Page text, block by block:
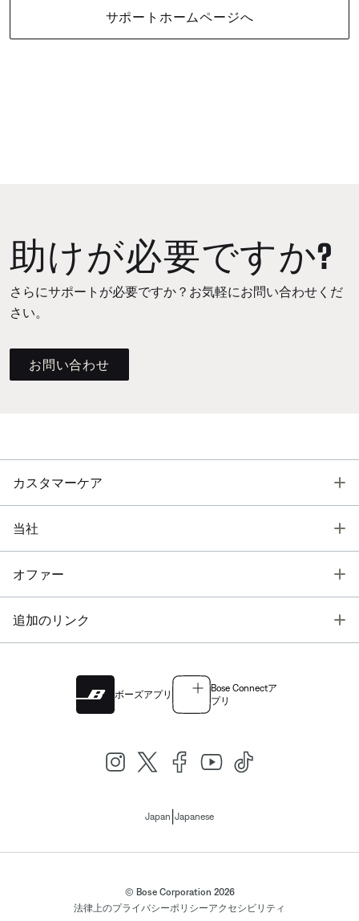
サポートホームページへ
助けが必要ですか?
さらにサポートが必要ですか？お気軽にお問い合わせくだ
さい。
お問い合わせ
カスタマーケア
当社
オファー
追加のリンク
ボーズアプリ
Bose Connectア
プリ
Japan Japanese
© Bose Corporation 2026
法律上のプライバシーポリシーアクセシビリティ